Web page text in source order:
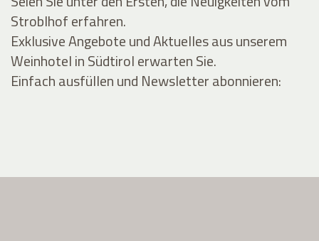
Stroblhof erfahren.
Exklusive Angebote und Aktuelles aus unserem
Weinhotel in Südtirol erwarten Sie.
Einfach ausfüllen und Newsletter abonnieren: